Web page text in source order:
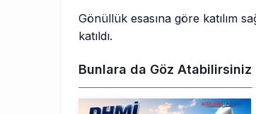
Gönüllük esasına göre katılım
katıldı.
Bunlara da Göz Atabilirsiniz